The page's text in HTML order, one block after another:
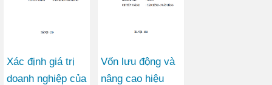
Xác định giá trị
doanh nghiệp của
Vốn lưu động và
nâng cao hiệu